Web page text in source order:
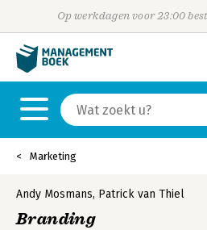
Op werkdagen voor 23:00
Marketing
Andy Mosmans, Patrick van Thiel
Branding